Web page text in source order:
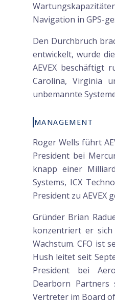
Navigation in GPS-
Den Durchbruch
entwickelt, wurde
AEVEX beschäftigt
Carolina, Virginia
unbemannte
MANAGEMENT
Roger Wells führt
President bei
knapp einer
Systems, ICX
President zu AEVEX
Gründer Brian
konzentriert er sich
Wachstum. CFO ist
Hush leitet seit
President bei
Dearborn
Vertreter im Board